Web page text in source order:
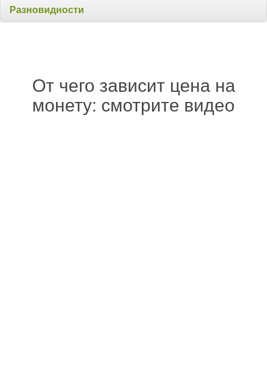
Разновидности
От чего зависит цена на
монету: смотрите видео